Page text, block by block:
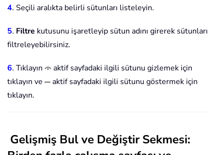
4. Seçili aralıkta belirli sütunları listeleyin.
5. Filtre kutusunu işaretleyip sütun adını girerek sütunları
filtreleyebilirsiniz.
6. Tıklayın
aktif sayfadaki ilgili sütunu gizlemek için
tıklayın ve
aktif sayfadaki ilgili sütunu göstermek için
tıklayın.
Gelişmiş Bul ve Değiştir Sekmesi: